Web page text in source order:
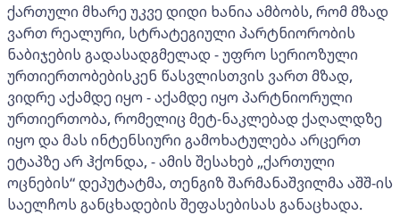
ქართული მხარე უკვე დიდი ხანია ამბობს, რომ მზად
ვართ რეალური, სტრატეგიული პარტნიორობის
ნაბიჯების გადასადგმელად - უფრო სერიოზული
ურთიერთობებისკენ წასვლისთვის ვართ მზად,
ვიდრე აქამდე იყო - აქამდე იყო პარტნიორული
ურთიერთობა, რომელიც მეტ-ნაკლებად ქაღალდზე
იყო და მას ინტენსიური გამოხატულება არცერთ
ეტაპზე არ ჰქონდა, - ამის შესახებ „ქართული
ოცნების“ დეპუტატმა, თენგიზ შარმანაშვილმა აშშ-ის
საელჩოს განცხადების შეფასებისას განაცხადა.